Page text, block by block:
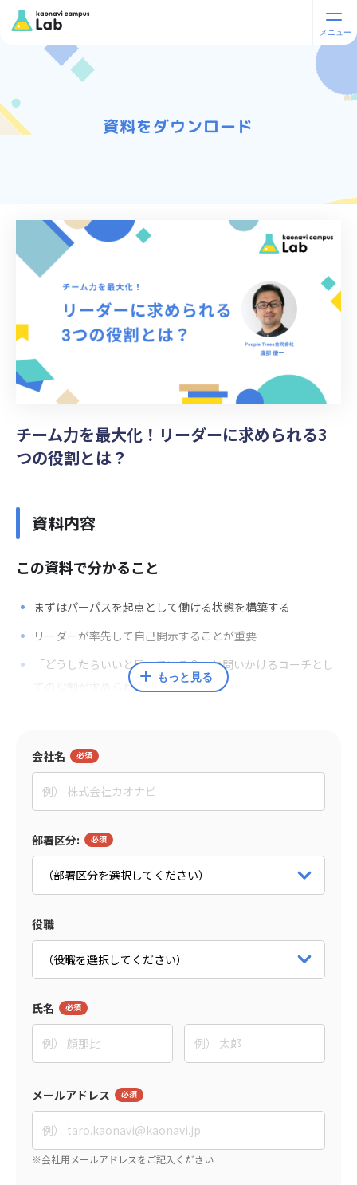
資料をダウンロード
チーム力を最大化！リーダーに求められる3
つの役割とは？
資料内容
この資料で分かること
まずはパーパスを起点として働ける状態を構築する
リーダーが率先して 自己開示することが重要
「どうしたらいいと思っている？」と問いかける コーチとし
ての役割が求められる
監修者
東野 敦
People Trees合同会社
パートナー詳細をみる
もっと見る
会社名
部署区分:
役職
氏名
メールアドレス